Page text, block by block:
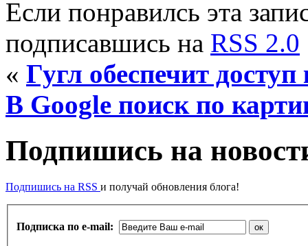
Если понравилсь эта
подписавшись на RSS 2.0
« Гугл обеспечит
В Google поиск по
Подпишись на
Подпишись на RSS и получай обновления блога!
Подписка по e-mail: